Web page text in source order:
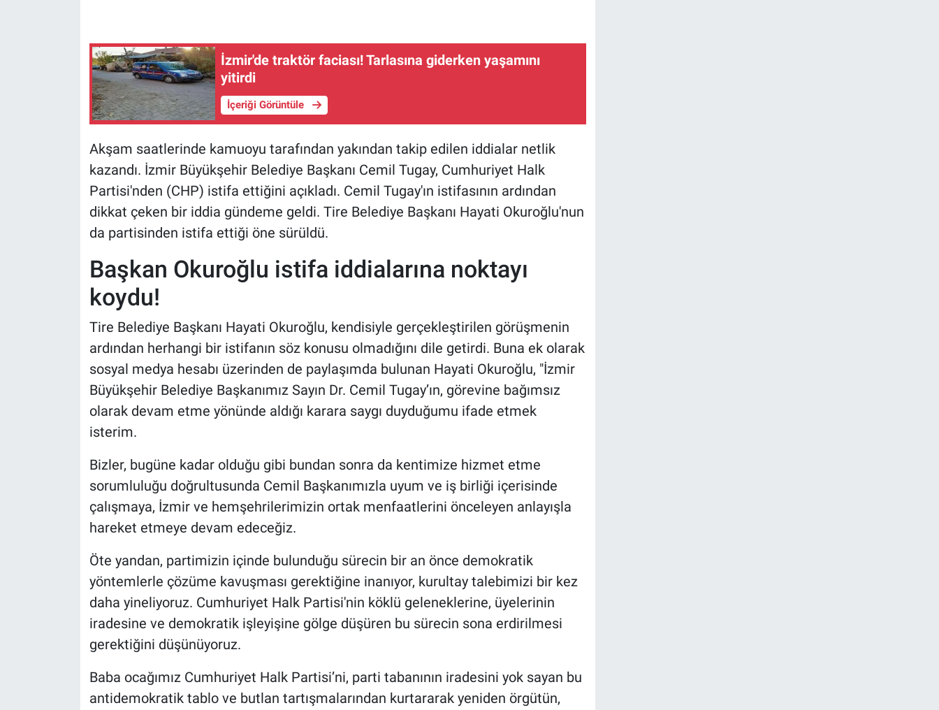
İzmir'de traktör faciası! Tarlasına giderken yaşamını
yitirdi
İçeriği Görüntüle
Akşam saatlerinde kamuoyu tarafından yakından takip edilen iddialar netlik
kazandı. İzmir Büyükşehir Belediye Başkanı Cemil Tugay, Cumhuriyet Halk
Partisi'nden (CHP) istifa ettiğini açıkladı. Cemil Tugay'ın istifasının ardından
dikkat çeken bir iddia gündeme geldi. Tire Belediye Başkanı Hayati Okuroğlu'nun
da partisinden istifa ettiği öne sürüldü.
Başkan Okuroğlu istifa iddialarına noktayı
koydu!
Tire Belediye Başkanı Hayati Okuroğlu, kendisiyle gerçekleştirilen görüşmenin
ardından herhangi bir istifanın söz konusu olmadığını dile getirdi. Buna ek olarak
sosyal medya hesabı üzerinden de paylaşımda bulunan Hayati Okuroğlu, "İzmir
Büyükşehir Belediye Başkanımız Sayın Dr. Cemil Tugay’ın, görevine bağımsız
olarak devam etme yönünde aldığı karara saygı duyduğumu ifade etmek
isterim.
Bizler, bugüne kadar olduğu gibi bundan sonra da kentimize hizmet etme
sorumluluğu doğrultusunda Cemil Başkanımızla uyum ve iş birliği içerisinde
çalışmaya, İzmir ve hemşehrilerimizin ortak menfaatlerini önceleyen anlayışla
hareket etmeye devam edeceğiz.
Öte yandan, partimizin içinde bulunduğu sürecin bir an önce demokratik
yöntemlerle çözüme kavuşması gerektiğine inanıyor, kurultay talebimizi bir kez
daha yineliyoruz. Cumhuriyet Halk Partisi'nin köklü geleneklerine, üyelerinin
iradesine ve demokratik işleyişine gölge düşüren bu sürecin sona erdirilmesi
gerektiğini düşünüyoruz.
Baba ocağımız Cumhuriyet Halk Partisi’ni, parti tabanının iradesini yok sayan bu
antidemokratik tablo ve butlan tartışmalarından kurtararak yeniden örgütün,